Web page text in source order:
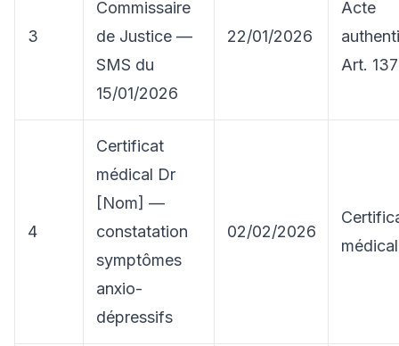
3
Commissaire
de Justice —
SMS du
15/01/2026
22/01/2026
Acte
Art.
4
Certificat
médical Dr
[Nom] —
constatation
symptômes
anxio-
dépressifs
02/02/2026
médical